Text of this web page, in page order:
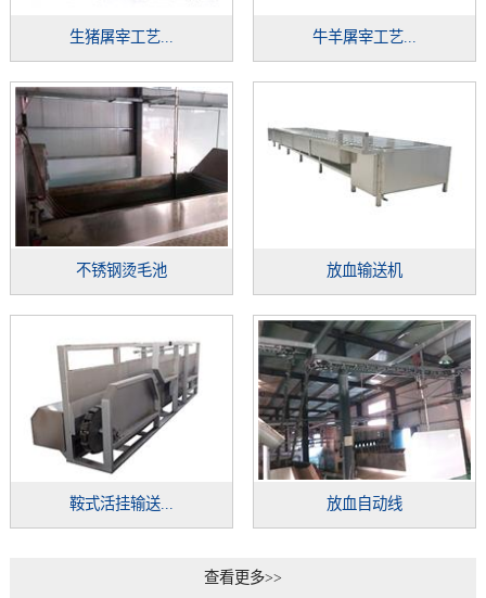
生猪屠宰工艺... 牛羊屠宰工艺...
不锈钢烫毛池 放血输送机
鞍式活挂输送... 放血自动线
查看更多>>